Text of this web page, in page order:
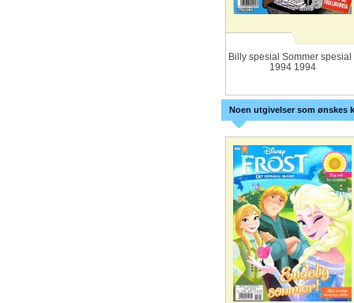
Billy spesial Sommer spesial
1994 1994
Noen utgivelser som ønskes